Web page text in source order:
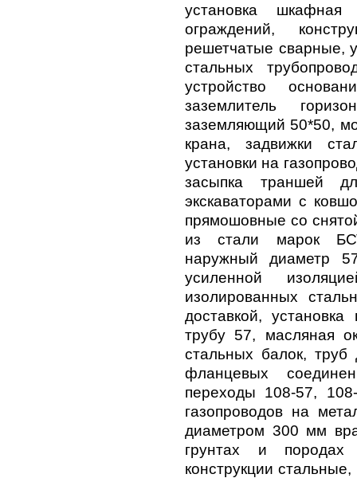
установка
ограждений,
решетчатые сварные,
стальных
устройство
заземлитель
заземляющий 50*50,
крана, задвижки
установки на
засыпка траншей
экскаваторами с
прямошовные со
из стали марок
наружный диаметр
усиленной
изолированных
доставкой,
трубу 57, масляная
стальных балок,
фланцевых
переходы 108-57,
газопроводов на
диаметром 300 мм
грунтах и породах
конструкции